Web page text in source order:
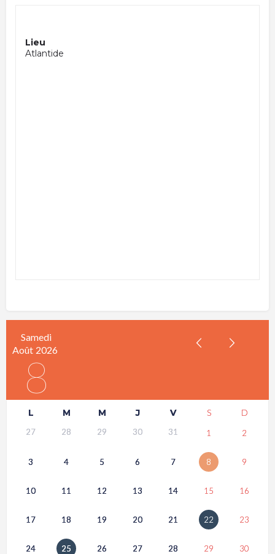
Lieu
Atlantide
Samedi
Août 2026
8
L M M J V S D
27 28 29 30 31 1 2
3 4 5 6 7 8 9
10 11 12 13 14 15 16
17 18 19 20 21 22 23
24 25 26 27 28 29 30